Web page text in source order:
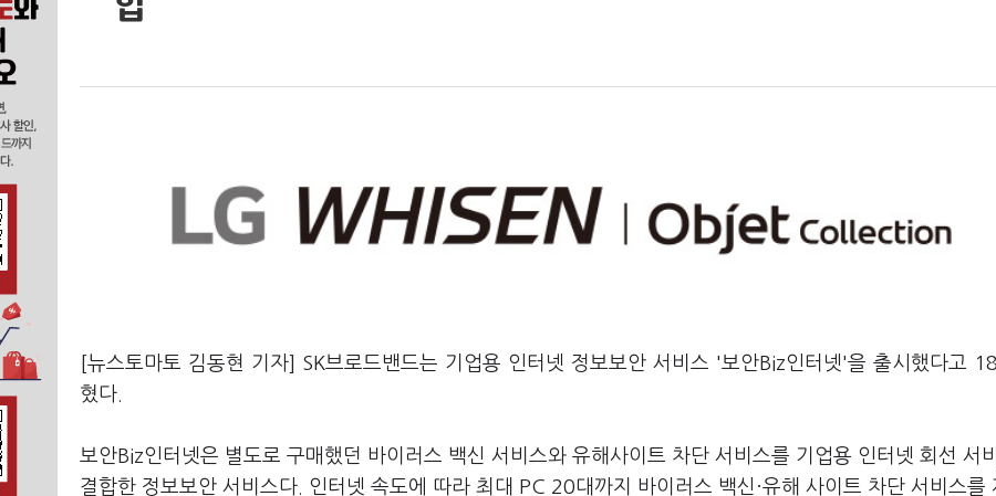
[뉴스토마토 김동현 기자] SK브로드밴드는 기업용 인터넷 정보보안 서비스 '보안Biz인터넷'을 출시했다고
혔다.
보안Biz인터넷은 별도로 구매했던 바이러스 백신 서비스와 유해사이트 차단 서비스를 기업용 인터넷 회선 서
결합한 정보보안 서비스다. 인터넷 속도에 따라 최대 PC 20대까지 바이러스 백신·유해 사이트 차단 서비스를